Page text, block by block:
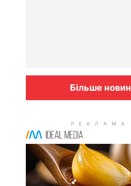
Більше новин